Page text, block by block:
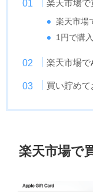
楽天市場で
楽天市場
1円で購
楽天市場で
買い貯め
楽天市場で